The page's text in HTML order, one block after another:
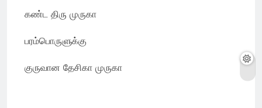
கண்ட திரு முருகா
பரம்பொருளுக்கு
குருவான தேசிகா முருகா